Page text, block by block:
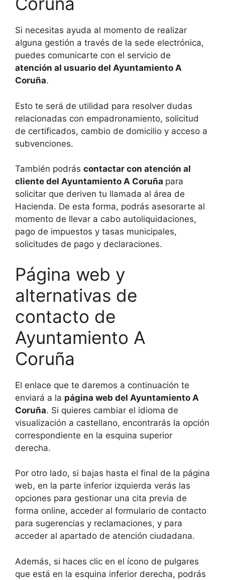
Si necesitas ayuda al momento de realizar
alguna gestión a través de la sede electrónica,
puedes comunicarte con el servicio de
atención al usuario del Ayuntamiento A
Coruña.
Esto te será de utilidad para resolver dudas
relacionadas con empadronamiento, solicitud
de certificados, cambio de domicilio y acceso a
subvenciones.
También podrás contactar con atención al
cliente del Ayuntamiento A Coruña para
solicitar que deriven tu llamada al área de
Hacienda. De esta forma, podrás asesorarte al
momento de llevar a cabo autoliquidaciones,
pago de impuestos y tasas municipales,
solicitudes de pago y declaraciones.
Página web y
alternativas de
contacto de
Ayuntamiento A
Coruña
El enlace que te daremos a continuación te
enviará a la página web del Ayuntamiento A
Coruña. Si quieres cambiar el idioma de
visualización a castellano, encontrarás la opción
correspondiente en la esquina superior
derecha.
Por otro lado, si bajas hasta el final de la página
web, en la parte inferior izquierda verás las
opciones para gestionar una cita previa de
forma online, acceder al formulario de contacto
para sugerencias y reclamaciones, y para
acceder al apartado de atención ciudadana.
Además, si haces clic en el ícono de pulgares
que está en la esquina inferior derecha, podrás